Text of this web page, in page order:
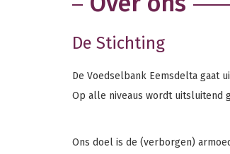
De Stichting
De Voedselbank Eemsdelta gaat
Op alle niveaus wordt uitsluitend
Ons doel is de (verborgen)